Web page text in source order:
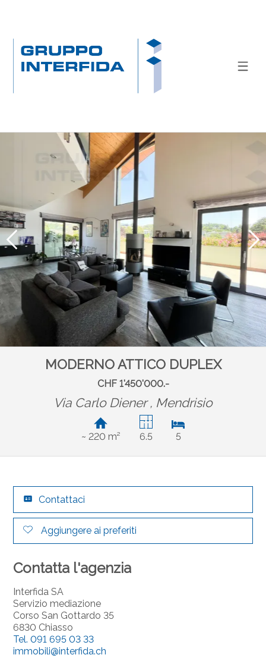
MODERNO ATTICO DUPLEX
CHF 1'450'000.-
Via Carlo Diener , Mendrisio
~ 220 m² 6.5 5
Contattaci
Aggiungere ai preferiti
Contatta l'agenzia
Interfida SA
Servizio mediazione
Corso San Gottardo 35
6830 Chiasso
Tel.091 695 03 33
immobili@interfida.ch